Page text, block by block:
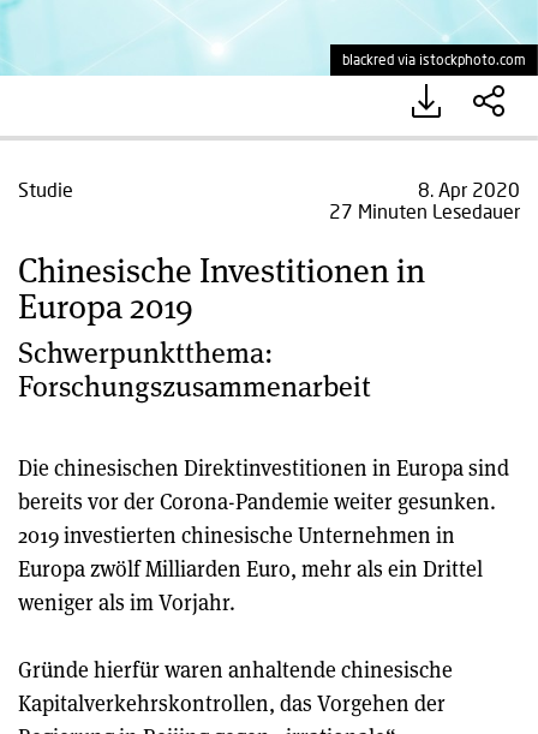
blackred via istockphoto.com
Studie
8. Apr 2020
27 Minuten Lesedauer
Chinesische Investitionen in
Europa 2019
Schwerpunktthema:
Forschungszusammenarbeit
Die chinesischen Direktinvestitionen in Europa sind
bereits vor der Corona-Pandemie weiter gesunken.
2019 investierten chinesische Unternehmen in
Europa zwölf Milliarden Euro, mehr als ein Drittel
weniger als im Vorjahr.
Gründe hierfür waren anhaltende chinesische
Kapitalverkehrskontrollen, das Vorgehen der